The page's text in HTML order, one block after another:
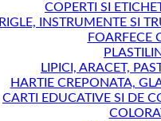
COPERTI SI
RIGLE, INSTRUMENTE SI
FOARFECE
LIPICI, ARACET,
HARTIE CREPONATA,
CARTI EDUCATIVE SI DE